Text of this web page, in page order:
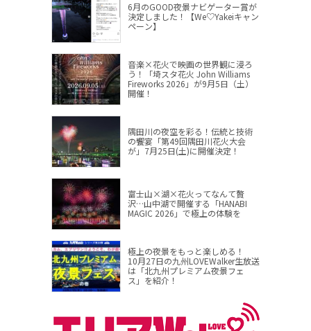
6月のGOOD夜景ナビゲーター賞が
決定しました！【We♡Yakeiキャン
ペーン】
音楽×花火で映画の世界観に浸ろ
う！「埼スタ花火 John Williams
Fireworks 2026」が9月5日（土）
開催！
隅田川の夜空を彩る！伝統と技術
の饗宴「第49回隅田川花火大会
が」7月25日(土)に開催決定！
富士山×湖×花火ってなんて贅
沢…山中湖で開催する「HANABI
MAGIC 2026」で極上の体験を
極上の夜景をもっと楽しめる！
10月27日の九州LOVEWalker生放送
は「北九州プレミアム夜景フェ
ス」を紹介！